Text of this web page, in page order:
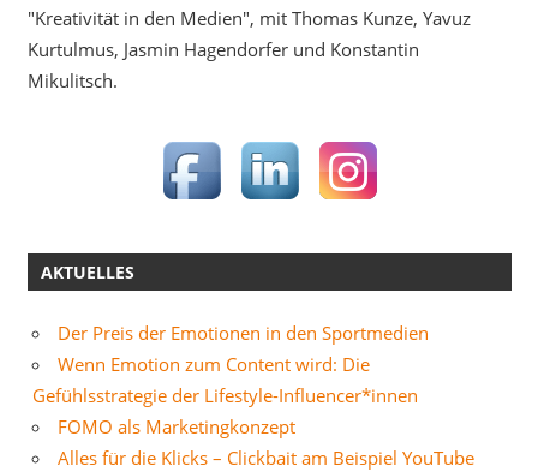
"Kreativität in den Medien", mit Thomas Kunze, Yavuz
Kurtulmus, Jasmin Hagendorfer und Konstantin
Mikulitsch.
AKTUELLES
Der Preis der Emotionen in den Sportmedien
Wenn Emotion zum Content wird: Die
Gefühlsstrategie der Lifestyle-Influencer*innen
FOMO als Marketingkonzept
Alles für die Klicks – Clickbait am Beispiel YouTube